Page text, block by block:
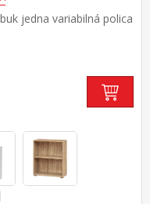
jedna variabilná polica